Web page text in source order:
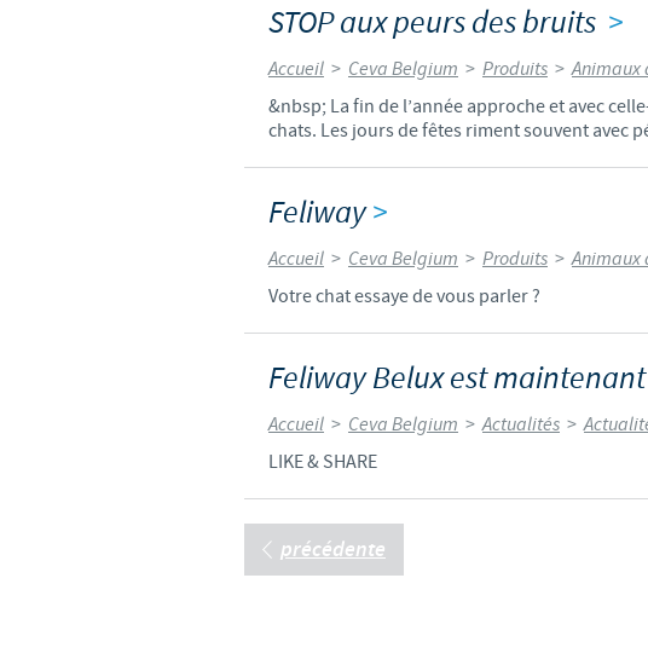
STOP aux peurs des bruits >
Accueil > Ceva Belgium > Produits > Animaux
&nbsp; La fin de l’année approche et avec
chats. Les jours de fêtes riment souvent avec
Feliway>
Accueil > Ceva Belgium > Produits > Animaux
Votre chat essaye de vous parler ?
Feliway Belux est
Accueil > Ceva Belgium > Actualités >
LIKE & SHARE
précédente